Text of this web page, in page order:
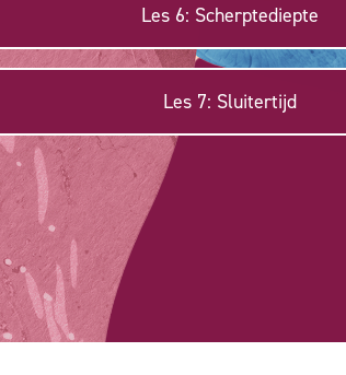
Les 6: Scherptediepte
Les 7: Sluitertijd